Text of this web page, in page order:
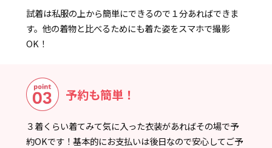
試着は私服の上から簡単にできるので１分あればできま
す。他の着物と比べるためにも着た姿をスマホで撮影
OK！
予約も簡単！
３着くらい着てみて気に入った衣装があればその場で予
約OKです！基本的にお支払いは後日なので安心してご予